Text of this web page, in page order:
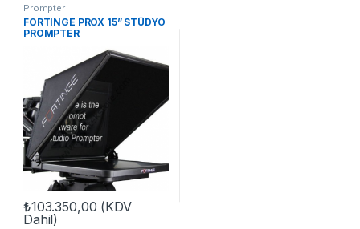
Prompter
FORTINGE PROX 15” STÜDYO
PROMPTER
₺103.350,00 (KDV
Dahil)